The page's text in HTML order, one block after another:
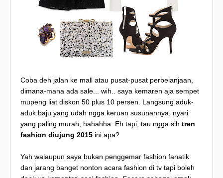
Coba deh jalan ke mall atau pusat-pusat perbelanjaan,
dimana-mana ada sale... wih.. saya kemaren aja sempet
mupeng liat diskon 50 plus 10 persen. Langsung aduk-
aduk baju yang udah ngga keruan susunannya, nyari
yang paling murah, hahahha. Eh tapi, tau ngga sih tren
fashion diujung 2015 ini apa?
Yah walaupun saya bukan penggemar fashion fanatik
dan jarang banget nonton acara fashion di tv tapi boleh